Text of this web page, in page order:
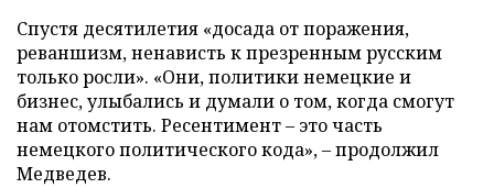
Спустя десятилетия «досада от поражения,
реваншизм, ненависть к презренным русским
только росли». «Они, политики немецкие и
бизнес, улыбались и думали о том, когда смогут
нам отомстить. Ресентимент – это часть
немецкого политического кода», – продолжил
Медведев.